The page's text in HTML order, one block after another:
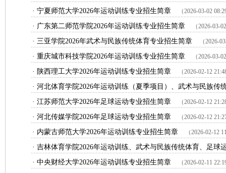
· 宁夏师范大学2026年运动训练专业招生简章 （2026-03-02
· 广东第二师范学院2026年运动训练专业招生简章 （2026-03-
· 三亚学院2026年武术与民族传统体育专业招生简章 （2026-
· 重庆城市科技学院2026年运动训练专业招生简章 （2026-03-
· 陕西理工大学2026年运动训练专业招生简章 （2026-02-12
· 河北体育学院2026年运动训练（夏季项目）、武术与民族传
· 江苏师范大学2026年足球运动专业招生简章 （2026-02-12
· 河北传媒学院2026年足球运动专业招生简章 （2026-02-12
· 内蒙古师范大学2026年运动训练专业招生简章 （2026-02-12
· 吉林体育学院2026年运动训练、武术与民族传统体育、足球
· 中央财经大学2026年运动训练专业招生简章 （2026-02-11